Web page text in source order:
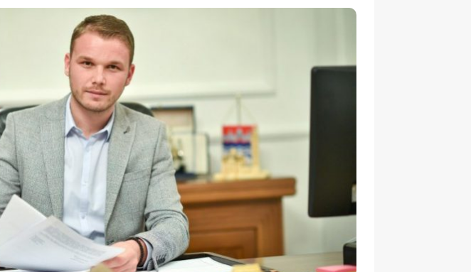
i tišina BOSNA I